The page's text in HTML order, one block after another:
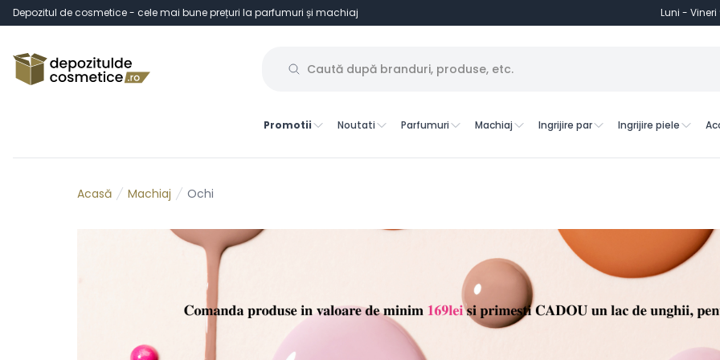
Depozitul de cosmetice - cele mai bune prețuri la parfumuri și machiaj Luni - Vineri
Promotii Noutati Parfumuri Machiaj Ingrijire par Ingrijire piele
Acasă Machiaj Ochi